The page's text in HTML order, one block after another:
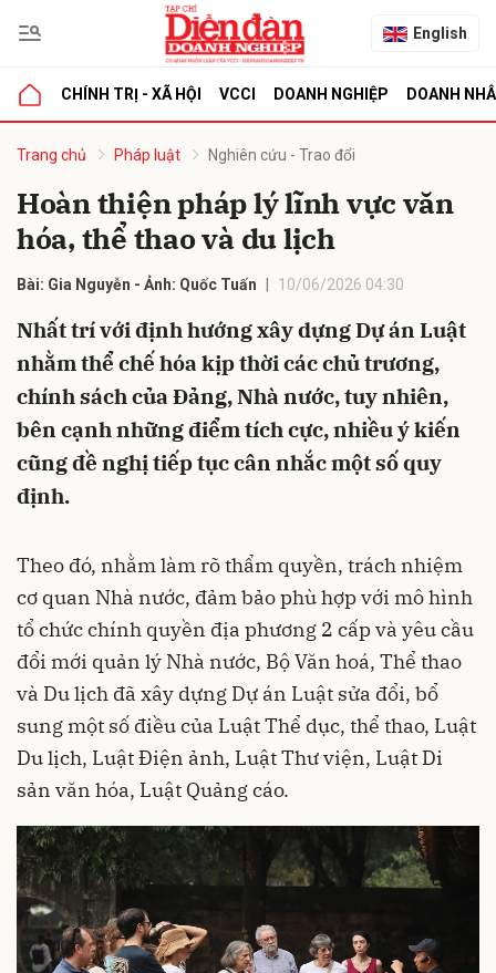
English
CHÍNH TRỊ - XÃ HỘI VCCI DOANH NGHIỆP DOANH
Trang chủ Pháp luật Nghiên cứu - Trao đổi
Hoàn thiện pháp lý lĩnh vực văn
hóa, thể thao và du lịch
Bài: Gia Nguyễn - Ảnh: Quốc Tuấn 10/06/2026 04:30
Nhất trí với định hướng xây dựng Dự án Luật
nhằm thể chế hóa kịp thời các chủ trương,
chính sách của Đảng, Nhà nước, tuy nhiên,
bên cạnh những điểm tích cực, nhiều ý kiến
cũng đề nghị tiếp tục cân nhắc một số quy
định.
Theo đó, nhằm làm rõ thẩm quyền, trách nhiệm
cơ quan Nhà nước, đảm bảo phù hợp với mô hình
tổ chức chính quyền địa phương 2 cấp và yêu cầu
đổi mới quản lý Nhà nước, Bộ Văn hoá, Thể thao
và Du lịch đã xây dựng Dự án Luật sửa đổi, bổ
sung một số điều của Luật Thể dục, thể thao, Luật
Du lịch, Luật Điện ảnh, Luật Thư viện, Luật Di
sản văn hóa, Luật Quảng cáo.
luận
Hủy